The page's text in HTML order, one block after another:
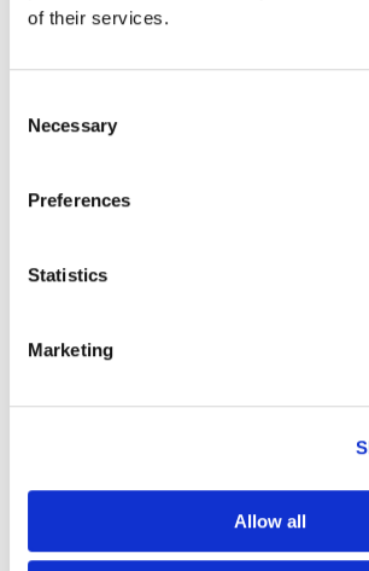
of their services.
Selection
Necessary
Preferences
Statistics
Marketing
Allow all
Thames